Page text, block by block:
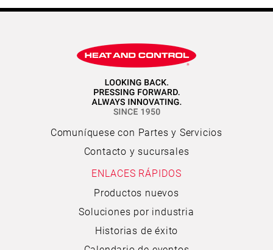
Comuníquese con Partes y Servicios
Contacto y sucursales
ENLACES RÁPIDOS
Productos nuevos
Soluciones por industria
Historias de éxito